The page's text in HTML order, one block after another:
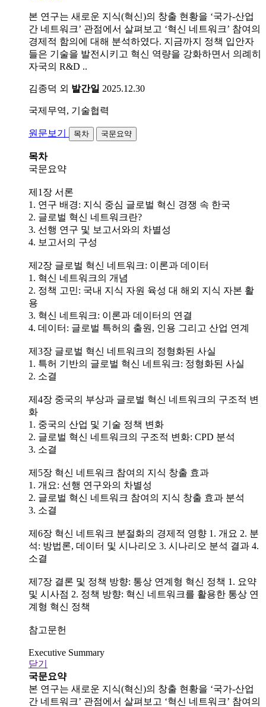
본 연구는 새로운 지식(혁신)의 창출 현황을 ‘국가-산업
간 네트워크’ 관점에서 살펴보고 ‘혁신 네트워크’ 참여의
경제적 함의에 대해 분석하였다. 지금까지 정책 입안자
들은 기술을 발전시키고 혁신 역량을 강화하면서 의례히
자국의 R&D ..
김종덕 외 발간일 2025.12.30
국제무역, 기술협력
원문보기 목차 국문요약
목차
국문요약
제1장 서론
1. 연구 배경: 지식 중심 글로벌 혁신 경쟁 속 한국
2. 글로벌 혁신 네트워크란?
3. 선행 연구 및 보고서와의 차별성
4. 보고서의 구성
제2장 글로벌 혁신 네트워크: 이론과 데이터
1. 혁신 네트워크의 개념
2. 정책 고민: 국내 지식 자원 육성 대 해외 지식 자본 활
용
3. 혁신 네트워크: 이론과 데이터의 연결
4. 데이터: 글로벌 특허의 출원, 인용 그리고 산업 연계
제3장 글로벌 혁신 네트워크의 정형화된 사실
1. 특허 기반의 글로벌 혁신 네트워크: 정형화된 사실
2. 소결
제4장 중국의 부상과 글로벌 혁신 네트워크의 구조적 변
화
1. 중국의 산업 및 기술 정책 변화
2. 글로벌 혁신 네트워크의 구조적 변화: CPD 분석
3. 소결
제5장 혁신 네트워크 참여의 지식 창출 효과
1. 개요: 선행 연구와의 차별성
2. 글로벌 혁신 네트워크 참여의 지식 창출 효과 분석
3. 소결
제6장 혁신 네트워크 분절화의 경제적 영향 1. 개요 2. 분
석: 방법론, 데이터 및 시나리오 3. 시나리오 분석 결과 4.
소결
제7장 결론 및 정책 방향: 통상 연계형 혁신 정책 1. 요약
및 시사점 2. 정책 방향: 혁신 네트워크를 활용한 통상 연
계형 혁신 정책
참고문헌
Executive Summary
닫기
국문요약
본 연구는 새로운 지식(혁신)의 창출 현황을 ‘국가-산업
간 네트워크’ 관점에서 살펴보고 ‘혁신 네트워크’ 참여의